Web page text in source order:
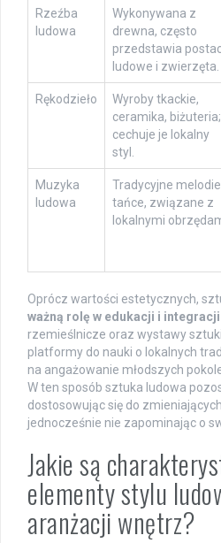
Rzeźba
ludowa
Wykonywana z
drewna, często
przedstawia
ludowe i zwierzęta.
Rękodzieło
Wyroby tkackie,
ceramika, biżuteria;
cechuje je lokalny
styl.
Muzyka
ludowa
Tradycyjne
tańce, związane z
lokalnymi
Oprócz wartości estetycznych,
ważną rolę w edukacji i integracji
rzemieślnicze oraz wystawy
platformy do nauki o lokalnych
na angażowanie młodszych
W ten sposób sztuka ludowa
dostosowując się do
jednocześnie nie zapominając o
Jakie są
elementy stylu
aranżacji wnętrz?